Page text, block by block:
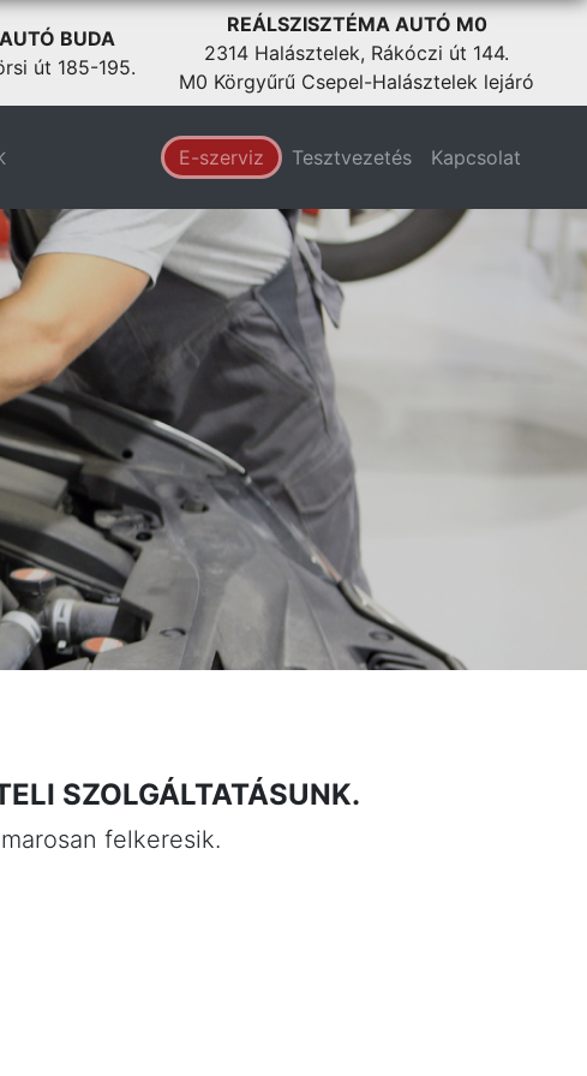
BUDA
út 185-195.
REÁLSZISZTÉMA AUTÓ M0
2314 Halásztelek, Rákóczi út 144.
M0 Körgyűrű Csepel-Halásztelek lejáró
E-szerviz Tesztvezetés Kapcsolat
SZOLGÁLTATÁSUNK.
felkeresik.